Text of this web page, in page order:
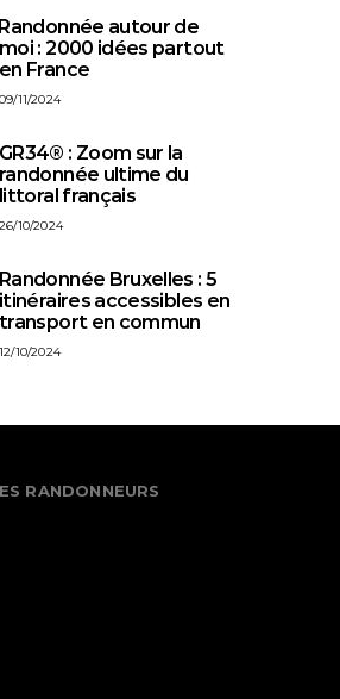
⁠Randonnée autour de
moi : 2000 idées partout
en France
09/11/2024
GR34® : Zoom sur la
randonnée ultime du
littoral français
26/10/2024
Randonnée Bruxelles : 5
itinéraires accessibles en
transport en commun
12/10/2024
RANDONNEURS